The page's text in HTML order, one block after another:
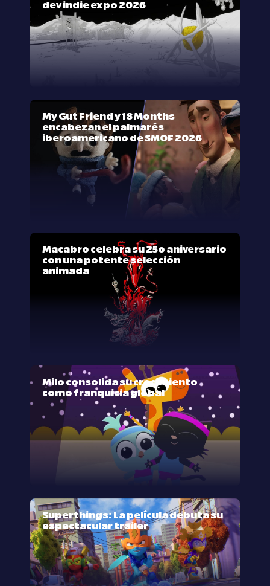
dev indie expo 2026
My Gut Friend y 18 Months
encabezan el palmarés
iberoamericano de SMOF 2026
Macabro celebra su 25º aniversario
con una potente selección
animada
Milo consolida su crecimiento
como franquicia global
Superthings: La película debuta su
espectacular trailer